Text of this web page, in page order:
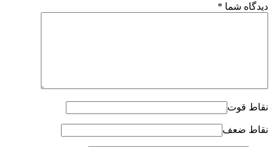
دیدگاه شما *
نقاط قوت
نقاط ضعف